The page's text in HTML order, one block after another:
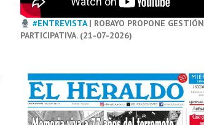
#ENTREVISTA| ROBAYO PROPONE GESTIÓN
PARTICIPATIVA. (21-07-2026)